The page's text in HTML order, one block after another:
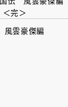
風雲豪傑編
イン
信中】講談
セミナー 受
語る「絵本創
31